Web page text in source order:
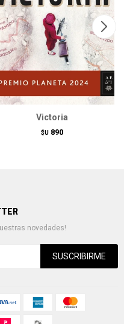
Victoria
$U 890
novedades!
SUSCRIBIRME